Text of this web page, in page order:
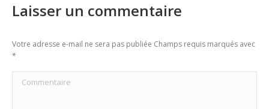
Laisser un commentaire
Votre adresse e-mail ne sera pas publiée Champs requis marqués avec
*
Commentaire